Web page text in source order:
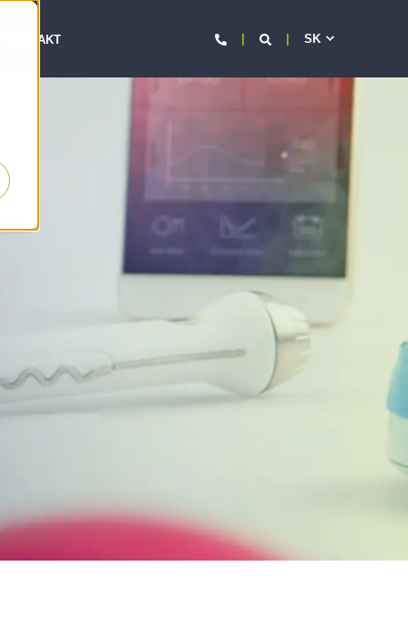
KONTAKT SK